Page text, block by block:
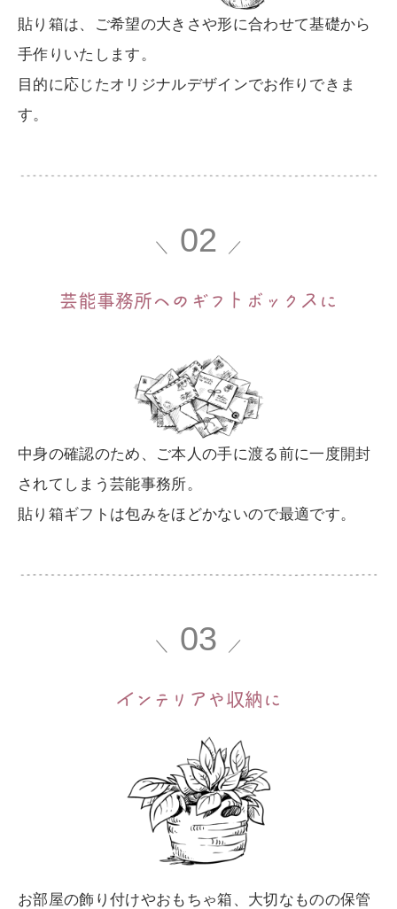
貼り箱は、ご希望の大きさや形に合わせて基礎から
手作りいたします。
目的に応じたオリジナルデザインでお作りできま
す。
＼ 02 ／
芸能事務所へのギフ ト ボック ス に
中身の確認のため、ご本人の手に渡る前に一度開封
されてしまう芸能事務所。
貼り箱ギフトは包みをほどかないので最適です。
＼ 03 ／
イ ンテリ ア や収納に
お部屋の飾り付けやおもちゃ箱、大切なものの保管